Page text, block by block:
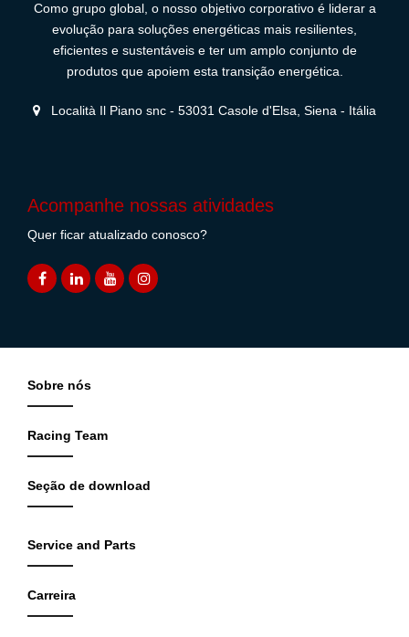
Como grupo global, o nosso objetivo corporativo é liderar a
evolução para soluções energéticas mais resilientes,
eficientes e sustentáveis e ter um amplo conjunto de
produtos que apoiem esta transição energética.
Località Il Piano snc - 53031 Casole d'Elsa, Siena - Itália
Acompanhe nossas atividades
Quer ficar atualizado conosco?
Sobre nós
Racing Team
Seção de download
Service and Parts
Carreira